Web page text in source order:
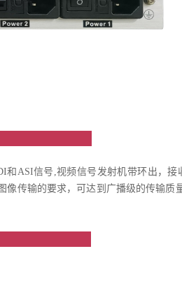
和ASI信号,视频信号发射机带环出，接
像传输的要求，可达到广播级的传输质